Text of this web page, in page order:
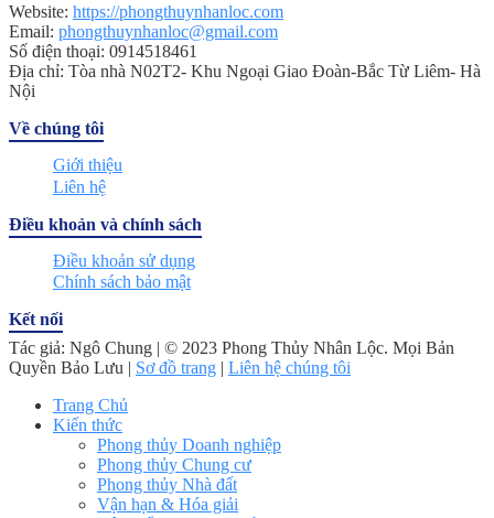
Website: https://phongthuynhanloc.com
Email: phongthuynhanloc@gmail.com
Số điện thoại: 0914518461
Địa chỉ: Tòa nhà N02T2- Khu Ngoại Giao Đoàn-Bắc Từ Liêm- Hà
Nội
Về chúng tôi
Giới thiệu
Liên hệ
Điều khoản và chính sách
Điều khoản sử dụng
Chính sách bảo mật
Kết nối
Tác giả: Ngô Chung | © 2023 Phong Thủy Nhân Lộc. Mọi Bản
Quyền Bảo Lưu | Sơ đồ trang | Liên hệ chúng tôi
Trang Chủ
Kiến thức
Phong thủy Doanh nghiệp
Phong thủy Chung cư
Phong thủy Nhà đất
Vận hạn & Hóa giải